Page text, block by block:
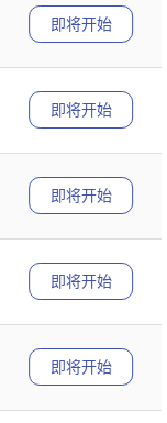
即将开始
即将开始
即将开始
即将开始
即将开始